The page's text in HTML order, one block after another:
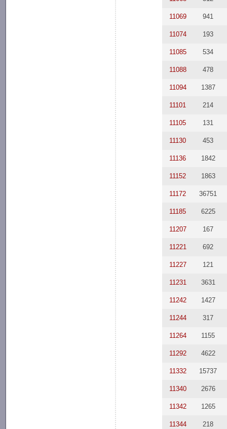
11069 941
11074 193
11085 534
11088 478
11094 1387
11101 214
11105 131
11130 453
11136 1842
11152 1863
11172 36751
11185 6225
11207 167
11221 692
11227 121
11231 3631
11242 1427
11244 317
11264 1155
11292 4622
11332 15737
11340 2676
11342 1265
11344 218